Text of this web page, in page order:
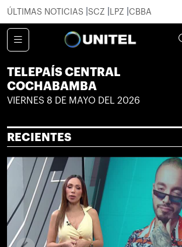
ÚLTIMAS NOTICIAS SCZ LPZ CBBA
TELEPAÍS CENTRAL
COCHABAMBA
VIERNES 8 DE MAYO DEL 2026
RECIENTES